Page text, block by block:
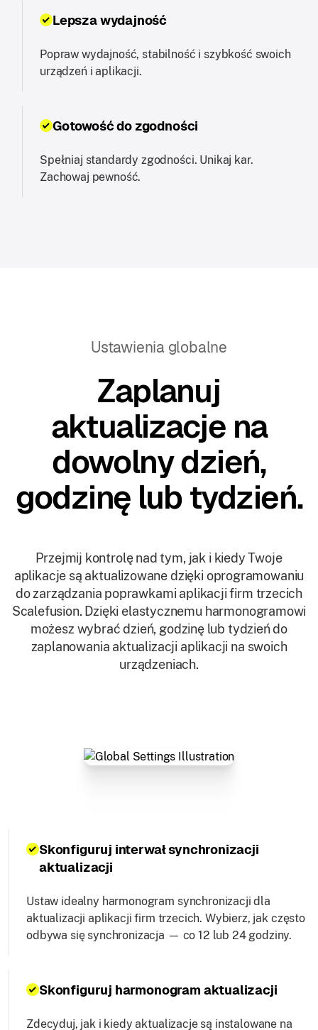
Lepsza wydajność
Popraw wydajność, stabilność i szybkość swoich
urządzeń i aplikacji.
Gotowość do zgodności
Spełniaj standardy zgodności. Unikaj kar.
Zachowaj pewność.
Ustawienia globalne
Zaplanuj
aktualizacje na
dowolny dzień,
godzinę lub tydzień.
Przejmij kontrolę nad tym, jak i kiedy Twoje
aplikacje są aktualizowane dzięki oprogramowaniu
do zarządzania poprawkami aplikacji firm trzecich
Scalefusion. Dzięki elastycznemu harmonogramowi
możesz wybrać dzień, godzinę lub tydzień do
zaplanowania aktualizacji aplikacji na swoich
urządzeniach.
Skonfiguruj interwał synchronizacji
aktualizacji
Ustaw idealny harmonogram synchronizacji dla
aktualizacji aplikacji firm trzecich. Wybierz, jak często
odbywa się synchronizacja — co 12 lub 24 godziny.
Skonfiguruj harmonogram aktualizacji
Zdecyduj, jak i kiedy aktualizacje są instalowane na